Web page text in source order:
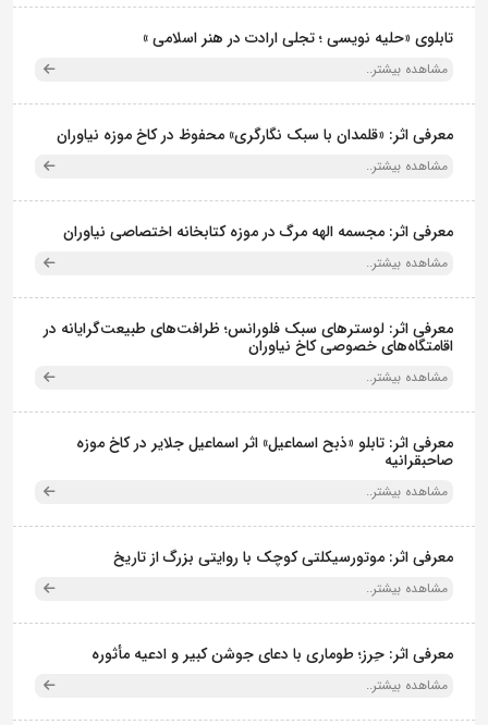
تابلوی «حلیه نویسی ؛ تجلی ارادت در هنر اسلامی »
مشاهده بیشتر..
معرفی اثر: «قلمدان با سبک نگارگری» محفوظ در کاخ موزه نیاوران
مشاهده بیشتر..
معرفی اثر: مجسمه الهه مرگ در موزه کتابخانه اختصاصی نیاوران
مشاهده بیشتر..
معرفی اثر: لوسترهای سبک فلورانس؛ ظرافت‌های طبیعت‌گرایانه در
اقامتگاه‌های خصوصی کاخ نیاوران
مشاهده بیشتر..
معرفی اثر: تابلو «ذبح اسماعیل» اثر اسماعیل جلایر در کاخ موزه
صاحبقرانیه
مشاهده بیشتر..
معرفی اثر: موتورسیکلتی کوچک با روایتی بزرگ از تاریخ
مشاهده بیشتر..
معرفی اثر: حِرز؛ طوماری با دعای جوشن کبیر و ادعیه مأثوره
مشاهده بیشتر..